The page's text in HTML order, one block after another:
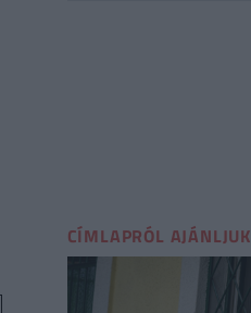
CÍMLAPRÓL AJÁNLJUK